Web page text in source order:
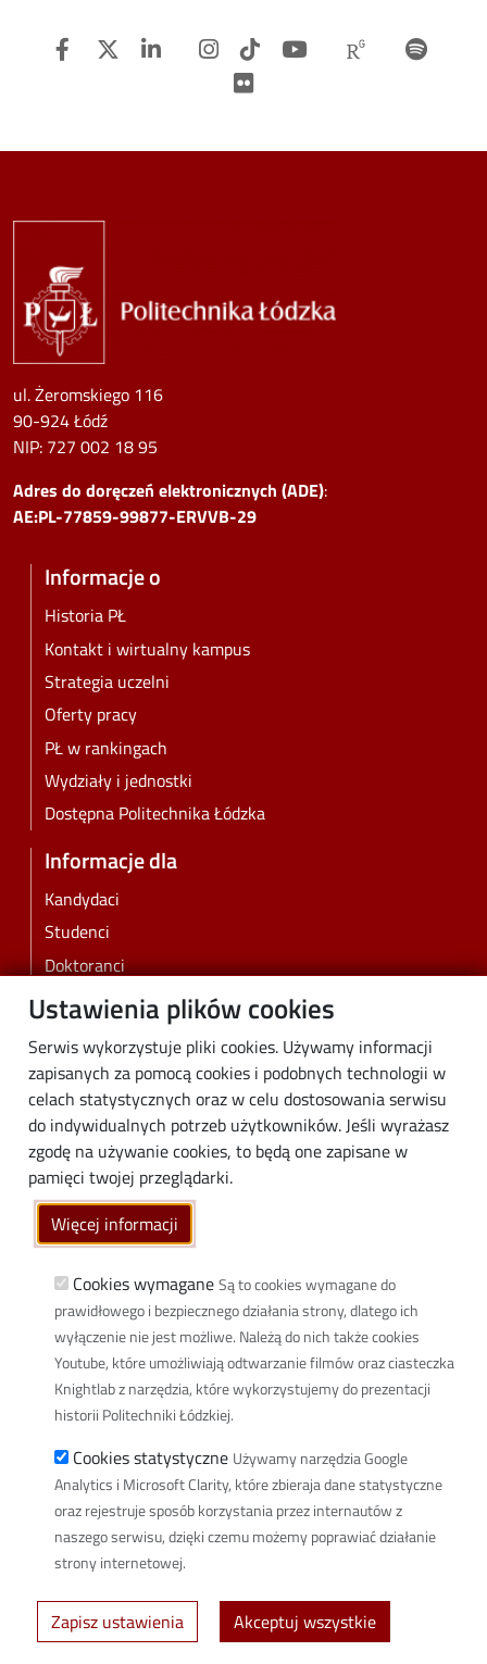
Ustawienia plików cookies
Serwis wykorzystuje pliki cookies. Używamy informacji
zapisanych za pomocą cookies i podobnych technologii w
celach statystycznych oraz w celu dostosowania serwisu
do indywidualnych potrzeb użytkowników. Jeśli wyrażasz
zgodę na używanie cookies, to będą one zapisane w
pamięci twojej przeglądarki.
Więcej informacji
Cookies wymagane Są to cookies wymagane do
prawidłowego i bezpiecznego działania strony, dlatego ich
wyłączenie nie jest możliwe. Należą do nich także cookies
Youtube, które umożliwiają odtwarzanie filmów oraz ciasteczka
Knightlab z narzędzia, które wykorzystujemy do prezentacji
historii Politechniki Łódzkiej.
Cookies statystyczne Używamy narzędzia Google
Analytics i Microsoft Clarity, które zbieraja dane statystyczne
oraz rejestruje sposób korzystania przez internautów z
naszego serwisu, dzięki czemu możemy poprawiać działanie
strony internetowej.
Zapisz ustawienia Akceptuj wszystkie
Facebook
Twitter LinkedinInstagram
TiTok Youtube
ul. Żeromskiego 116
90-924 Łódź
NIP: 727 002 18 95
Adres do doręczeń elektronicznych (ADE):
AE:PL-77859-99877-ERVVB-29
Informacje o
Historia PŁ
Kontakt i wirtualny kampus
Strategia uczelni
Oferty pracy
PŁ w rankingach
Wydziały i jednostki
Dostępna Politechnika Łódzka
Informacje dla
Kandydaci
Studenci
Doktoranci
Pracownicy
Biznes
Media
Społeczność lokalna
Linki
Wikamp
Poczta elektroniczna
Biblioteka PŁ
Dyscypliny naukowe w PŁ
Inicjatywa Doskonałości Uczelnia Badawcza
BIP
Klauzula RODO
Polityka prywatności
Deklaracja dostępności cyfrowej
Informacja o PŁ w Polskim Języku Migowym
Newsletter
Spis defibrylatorów na terenie PŁ